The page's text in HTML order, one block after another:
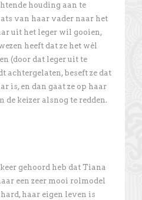
houding aan te
van haar vader naar het
uit het leger wil gooien,
heeft dat ze het wél
(door dat leger uit te
achtergelaten, beseft ze dat
is, en dan gaat ze op haar
de keizer alsnog te redden.
gehoord heb dat Tiana
een zeer mooi rolmodel
haar eigen leven is